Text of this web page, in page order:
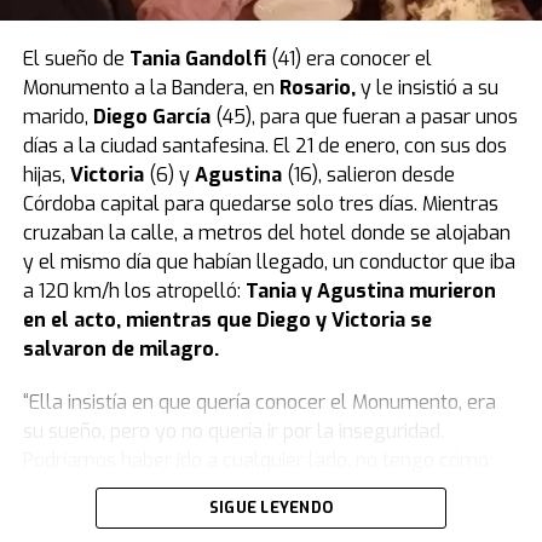
pero la mujer es investigada por
homicidio calificado.
La tatuadora fue grabada un día antes
mientras compraba el veneno en un
supermercado
Según reveló el medio Metrópoles, el momento en que
la tatuadora compró el veneno con el que habría
matado a su bebé quedó registrado por las cámaras de
seguridad de un local de mascotas de la zona este de
San Pablo.
en un supermercado un día antes de la muerte de su
hijo. (Foto: captura).
La mujer hizo la compra el lunes alrededor de las 15:30,
un día antes de la muerte de su hijo, por lo que los
El sueño de Tania Gandolfi(41) era conocer el
Monumento a la Bandera, en Rosario,y le insistió a su
marido, Diego García(45), para que fueran a pasar unos
días a la ciudad santafesina. El 21 de enero, con sus dos
hijas, Victoria (6) yAgustina (16), salieron desde
Córdoba capital para quedarse solo tres días. Mientras
cruzaban la calle, a metros del hotel donde se alojaban
y el mismo día que habían llegado, un conductor que iba
a 120 km/h los atropelló: Tania y Agustina murieron
en el acto, mientras que Diego y Victoria se
salvaron de milagro.
“Ella insistía en que quería conocer el Monumento, era
su sueño, pero yo no quería ir por la inseguridad.
explicarlo. Para darle el gusto, fuimos ahí.Fue el peor
”, se lamentó Diego en una emotiva
SIGUE LEYENDO